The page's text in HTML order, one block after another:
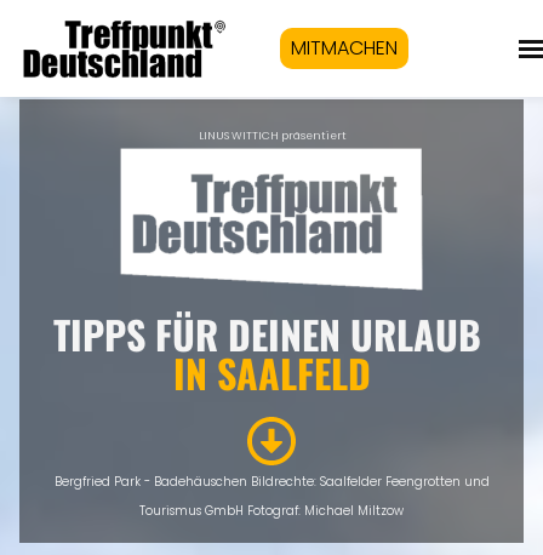
MITMACHEN
LINUS WITTICH präsentiert
TIPPS FÜR DEINEN URLAUB
IN SAALFELD
Bergfried Park - Badehäuschen Bildrechte: Saalfelder Feengrotten und
Tourismus GmbH Fotograf: Michael Miltzow